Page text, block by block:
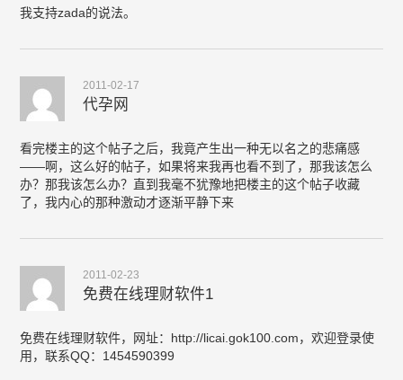
我支持zada的说法。
2011-02-17
代孕网
看完楼主的这个帖子之后，我竟产生出一种无以名之的悲痛感
——啊，这么好的帖子，如果将来我再也看不到了，那我该怎么
办？那我该怎么办？直到我毫不犹豫地把楼主的这个帖子收藏
了，我内心的那种激动才逐渐平静下来
2011-02-23
免费在线理财软件1
免费在线理财软件，网址：http://licai.gok100.com，欢迎登录使
用，联系QQ：1454590399